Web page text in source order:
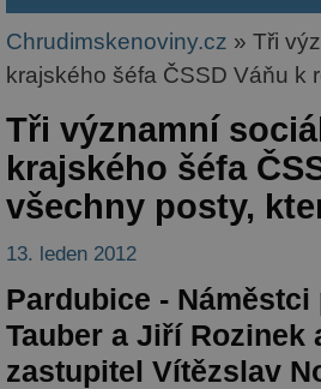
Chrudimskenoviny.cz » Tři
krajského šéfa ČSSD Váňu k
Tři významní
krajského šéfa
všechny posty,
13. leden 2012
Pardubice -
Tauber a Jiří
zastupitel Vítězslav